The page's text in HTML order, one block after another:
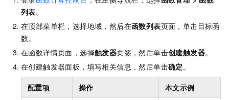
列表。
在顶部菜单栏，选择地域，然后在函数列表页面，单击目标函
数。
在函数详情页面，选择触发器页签，然后单击创建触发器。
在创建触发器面板，填写相关信息，然后单击确定。
配置项 操作 本文示例